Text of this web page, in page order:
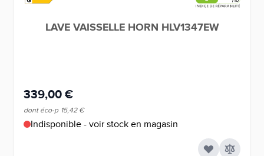
LAVE VAISSELLE HORN HLV1347EW
339,00 €
dont éco-p 15,42 €
Indisponible - voir stock en magasin